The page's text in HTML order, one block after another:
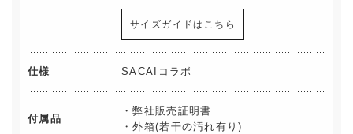
サイズガイドはこちら
仕様 SACAIコラボ
付属品
・弊社販売証明書
・外箱(若干の汚れ有り)